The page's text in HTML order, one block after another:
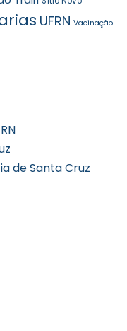
UFRN Vacinação
de Santa Cruz